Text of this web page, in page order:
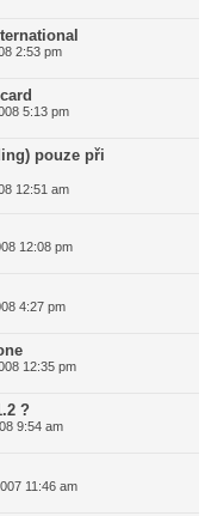
2:53 pm
5:13 pm
pouze při
12:51 am
12:08 pm
4:27 pm
12:35 pm
?
9:54 am
11:46 am